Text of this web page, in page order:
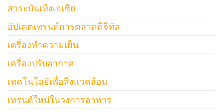
สาระบันเทิงเอเชีย
อัปเดตเทรนด์การตลาดดิจิทัล
เครื่องทำความเย็น
เครื่องปรับอากาศ
เทคโนโลยีเพื่อสิ่งแวดล้อม
เทรนด์ใหม่ในวงการอาหาร